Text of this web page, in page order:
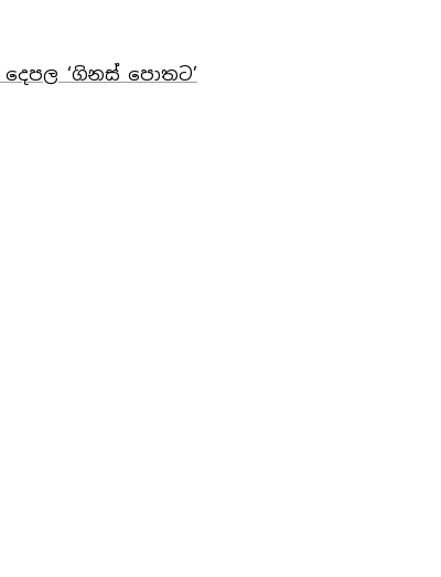
‘ගිනස් පොතට’